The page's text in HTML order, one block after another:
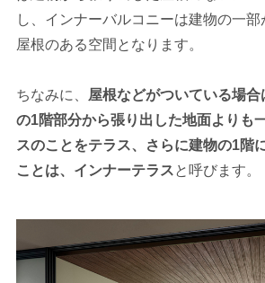
し、インナーバルコニーは建物の一部
屋根のある空間となります。
ちなみに、 屋根などがついている場
の1階部分から張り出した地面よりも
スのことをテラス、さらに建物の1階
ことは、インナーテラスと呼びます。